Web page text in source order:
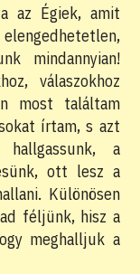
az Égiek, amit
mindannyian!
válaszokhoz
most találtam
írtam, s azt
a
ott lesz a
Különösen
féljünk, hisz a
meghalljuk a